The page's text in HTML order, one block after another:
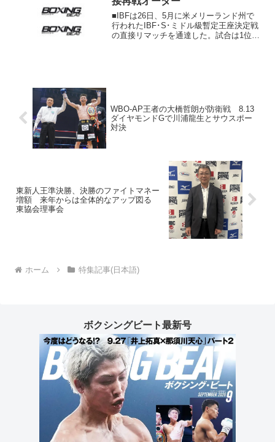
■IBFは26日、5月に米メリーランド州で
行われたIBF･S･ミドル級暫定王座決定戦
の直接リマッチを通達した。試合は1位ホ
WBO-AP王者の大橋哲朗が防衛戦 8.13
ダイヤモンドGで川浦龍生とサウスポー
対決
東新人王準決勝、決勝のファイトマネー
増額 来年からは全体的なアップ図る
東協会理事会
ホーム 特集記事(日本語)
ボクシングビート最新号